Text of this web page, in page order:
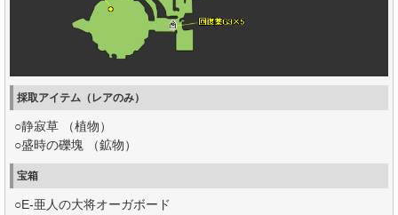
採取アイテム（レアのみ）
○静寂草 （植物）
○盛時の礫塊 （鉱物）
宝箱
○E-亜人の大将オーガボード